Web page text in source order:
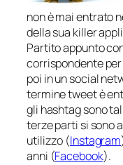
non è mai entrato
della sua killer
Partito appunto
corrispondente
poi in un social
terminetweetè
gli hashtagsono
terze parti si sono
utilizzo (Instagram
anni (Facebook).